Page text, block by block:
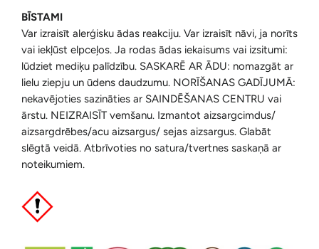
BĪSTAMI
Var izraisīt alerģisku ādas reakciju. Var izraisīt nāvi, ja norīts
vai iekļūst elpceļos. Ja rodas ādas iekaisums vai izsitumi:
lūdziet mediķu palīdzību. SASKARĒ AR ĀDU: nomazgāt ar
lielu ziepju un ūdens daudzumu. NORĪŠANAS GADĪJUMĀ:
nekavējoties sazināties ar SAINDĒŠANAS CENTRU vai
ārstu. NEIZRAISĪT vemšanu. Izmantot aizsargcimdus/
aizsargdrēbes/acu aizsargus/ sejas aizsargus. Glabāt
slēgtā veidā. Atbrīvoties no satura/tvertnes saskaņā ar
noteikumiem.